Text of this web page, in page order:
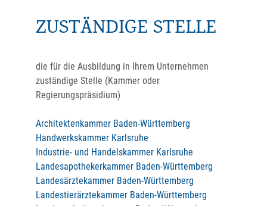
ZUSTÄNDIGE STELLE
die für die Ausbildung in Ihrem Unternehmen
zuständige Stelle (Kammer oder
Regierungspräsidium)
Architektenkammer Baden-Württemberg
Handwerkskammer Karlsruhe
Industrie- und Handelskammer Karlsruhe
Landesapothekerkammer Baden-Württemberg
Landesärztekammer Baden-Württemberg
Landestierärztekammer Baden-Württemberg